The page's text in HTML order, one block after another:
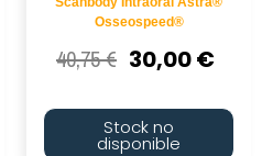
Osseospeed®
40,75€ 30,00€
Stock no
disponible